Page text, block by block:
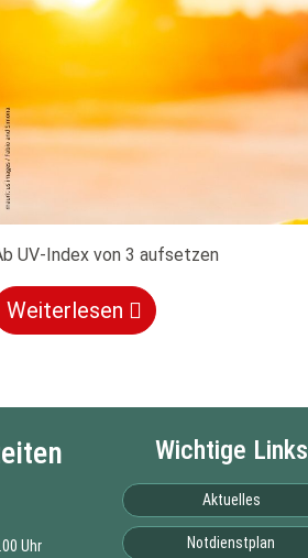
UV-Index von 3 aufsetzen
Weiterlesen
Uhr
Wichtige Links
Aktuelles
Notdienstplan